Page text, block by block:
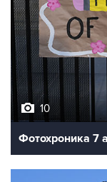
10
Фотохроника 7